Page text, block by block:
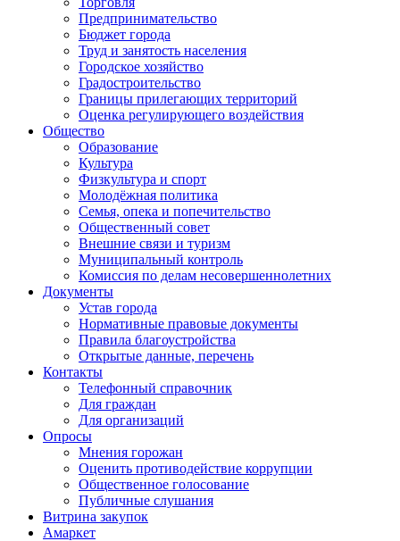
Предпринимательство
Бюджет города
Труд и занятость населения
Городское хозяйство
Градостроительство
Границы прилегающих территорий
Оценка регулирующего воздействия
Общество
Образование
Культура
Физкультура и спорт
Молодёжная политика
Семья, опека и попечительство
Общественный совет
Внешние связи и туризм
Муниципальный контроль
Комиссия по делам несовершеннолетних
Документы
Устав города
Нормативные правовые документы
Правила благоустройства
Открытые данные, перечень
Контакты
Телефонный справочник
Для граждан
Для организаций
Опросы
Мнения горожан
Оценить противодействие коррупции
Общественное голосование
Публичные слушания
Витрина закупок
Амаркет